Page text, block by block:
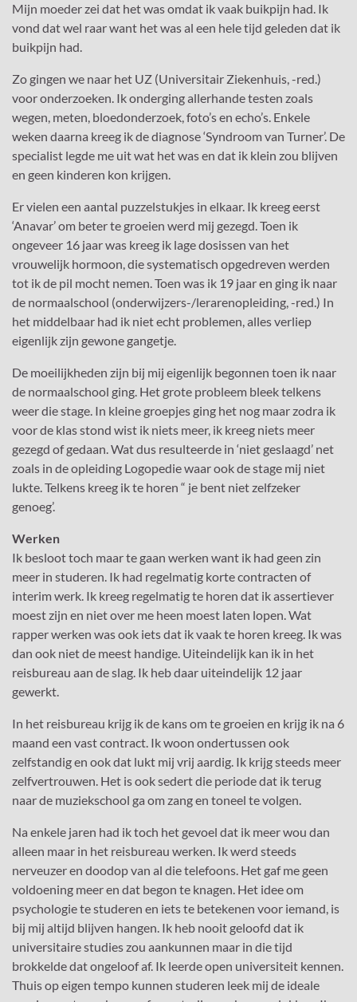
Mijn moeder zei dat het was omdat ik vaak buikpijn had. Ik
vond dat wel raar want het was al een hele tijd geleden dat ik
buikpijn had.
Zo gingen we naar het UZ (Universitair Ziekenhuis, -red.)
voor onderzoeken. Ik onderging allerhande testen zoals
wegen, meten, bloedonderzoek, foto’s en echo’s. Enkele
weken daarna kreeg ik de diagnose ‘Syndroom van Turner’. De
specialist legde me uit wat het was en dat ik klein zou blijven
en geen kinderen kon krijgen.
Er vielen een aantal puzzelstukjes in elkaar. Ik kreeg eerst
‘Anavar’ om beter te groeien werd mij gezegd. Toen ik
ongeveer 16 jaar was kreeg ik lage dosissen van het
vrouwelijk hormoon, die systematisch opgedreven werden
tot ik de pil mocht nemen. Toen was ik 19 jaar en ging ik naar
de normaalschool (onderwijzers-/lerarenopleiding, -red.) In
het middelbaar had ik niet echt problemen, alles verliep
eigenlijk zijn gewone gangetje.
De moeilijkheden zijn bij mij eigenlijk begonnen toen ik naar
de normaalschool ging. Het grote probleem bleek telkens
weer die stage. In kleine groepjes ging het nog maar zodra ik
voor de klas stond wist ik niets meer, ik kreeg niets meer
gezegd of gedaan. Wat dus resulteerde in ‘niet geslaagd’ net
zoals in de opleiding Logopedie waar ook de stage mij niet
lukte. Telkens kreeg ik te horen “ je bent niet zelfzeker
genoeg’.
Werken
Ik besloot toch maar te gaan werken want ik had geen zin
meer in studeren. Ik had regelmatig korte contracten of
interim werk. Ik kreeg regelmatig te horen dat ik assertiever
moest zijn en niet over me heen moest laten lopen. Wat
rapper werken was ook iets dat ik vaak te horen kreeg. Ik was
dan ook niet de meest handige. Uiteindelijk kan ik in het
reisbureau aan de slag. Ik heb daar uiteindelijk 12 jaar
gewerkt.
In het reisbureau krijg ik de kans om te groeien en krijg ik na 6
maand een vast contract. Ik woon ondertussen ook
zelfstandig en ook dat lukt mij vrij aardig. Ik krijg steeds meer
zelfvertrouwen. Het is ook sedert die periode dat ik terug
naar de muziekschool ga om zang en toneel te volgen.
Na enkele jaren had ik toch het gevoel dat ik meer wou dan
alleen maar in het reisbureau werken. Ik werd steeds
nerveuzer en doodop van al die telefoons. Het gaf me geen
voldoening meer en dat begon te knagen. Het idee om
psychologie te studeren en iets te betekenen voor iemand, is
bij mij altijd blijven hangen. Ik heb nooit geloofd dat ik
universitaire studies zou aankunnen maar in die tijd
brokkelde dat ongeloof af. Ik leerde open universiteit kennen.
Thuis op eigen tempo kunnen studeren leek mij de ideale